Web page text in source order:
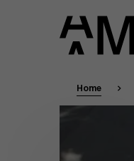
Full-
Een
Home